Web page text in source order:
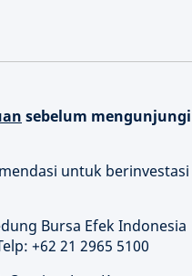
sebelum mengunjungi
untuk
Bursa Efek Indonesia
+62 21 2965 5100